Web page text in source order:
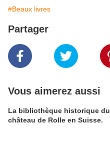
#Beaux livres
Partager
Vous aimerez aussi
La bibliothèque historique du
château de Rolle en Suisse.